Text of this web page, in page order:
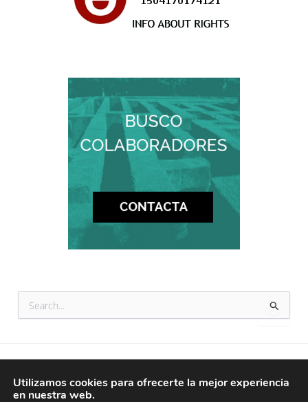
p
o
Utilizamos cookies para ofrecerte la mejor experiencia
en nuestra web.